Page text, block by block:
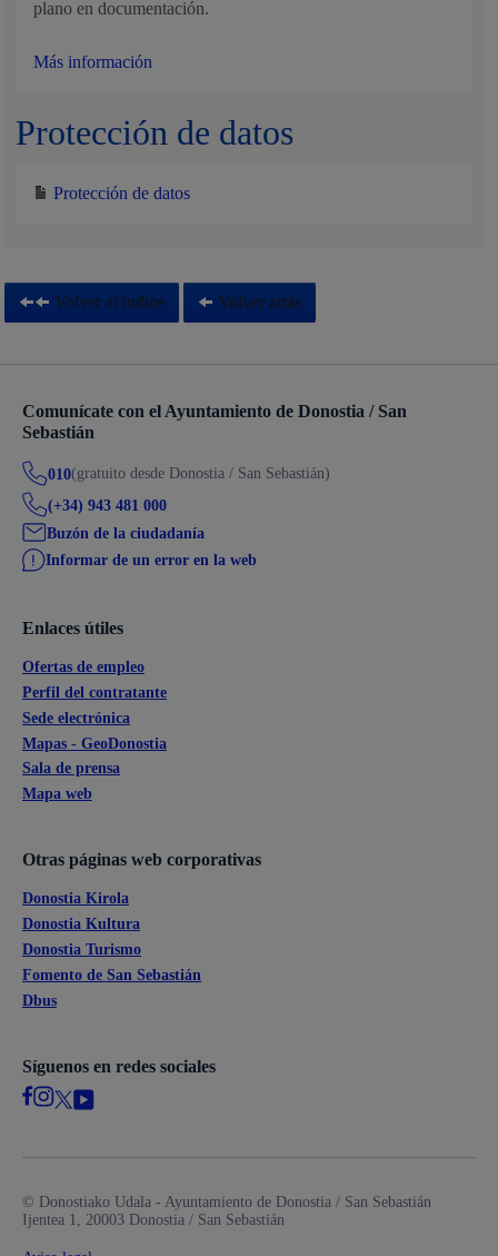
plano en documentación.
Más información
Protección de datos
Protección de datos
Volver al índice Volver atrás
Comunícate con el Ayuntamiento de Donostia / San
Sebastián
010(gratuito desde Donostia / San Sebastián)
(+34) 943 481 000
Buzón de la ciudadanía
Informar de un error en la web
Enlaces útiles
Ofertas de empleo
Perfil del contratante
Sede electrónica
Mapas - GeoDonostia
Sala de prensa
Mapa web
Otras páginas web corporativas
Donostia Kirola
Donostia Kultura
Donostia Turismo
Fomento de San Sebastián
Dbus
Síguenos en redes sociales
© Donostiako Udala - Ayuntamiento de Donostia / San Sebastián
Ijentea 1, 20003 Donostia / San Sebastián